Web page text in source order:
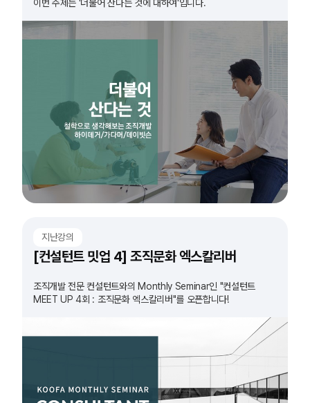
이번 주제는 '더불어 산다는 것에 대하여'입니다.
지난강의
[컨설턴트 밋업 4] 조직문화 엑스칼리버
조직개발 전문 컨설턴트와의 Monthly Seminar인 "컨설턴트
MEET UP 4회 : 조직문화 엑스칼리버"를 오픈합니다!